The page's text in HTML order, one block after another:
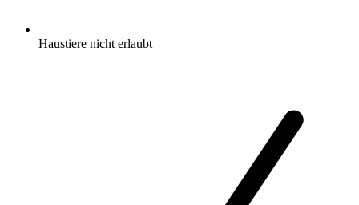
Haustiere nicht erlaubt